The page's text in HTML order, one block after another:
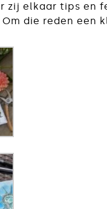
zij elkaar tips en
die reden